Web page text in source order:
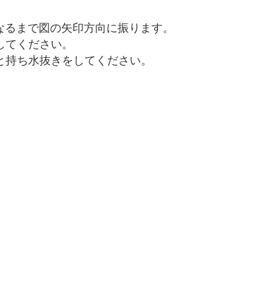
まで図の矢印方向に振ります。
ください。
ち水抜きをしてください。